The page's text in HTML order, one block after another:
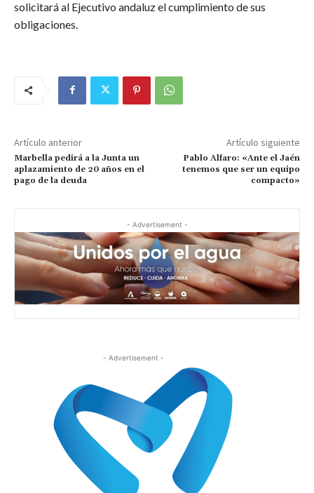
solicitará al Ejecutivo andaluz el cumplimiento de sus
obligaciones.
Artículo anterior
Marbella pedirá a la Junta un
aplazamiento de 20 años en el
pago de la deuda
Artículo siguiente
Pablo Alfaro: «Ante el Jaén
tenemos que ser un equipo
compacto»
- Advertisement -
- Advertisement -